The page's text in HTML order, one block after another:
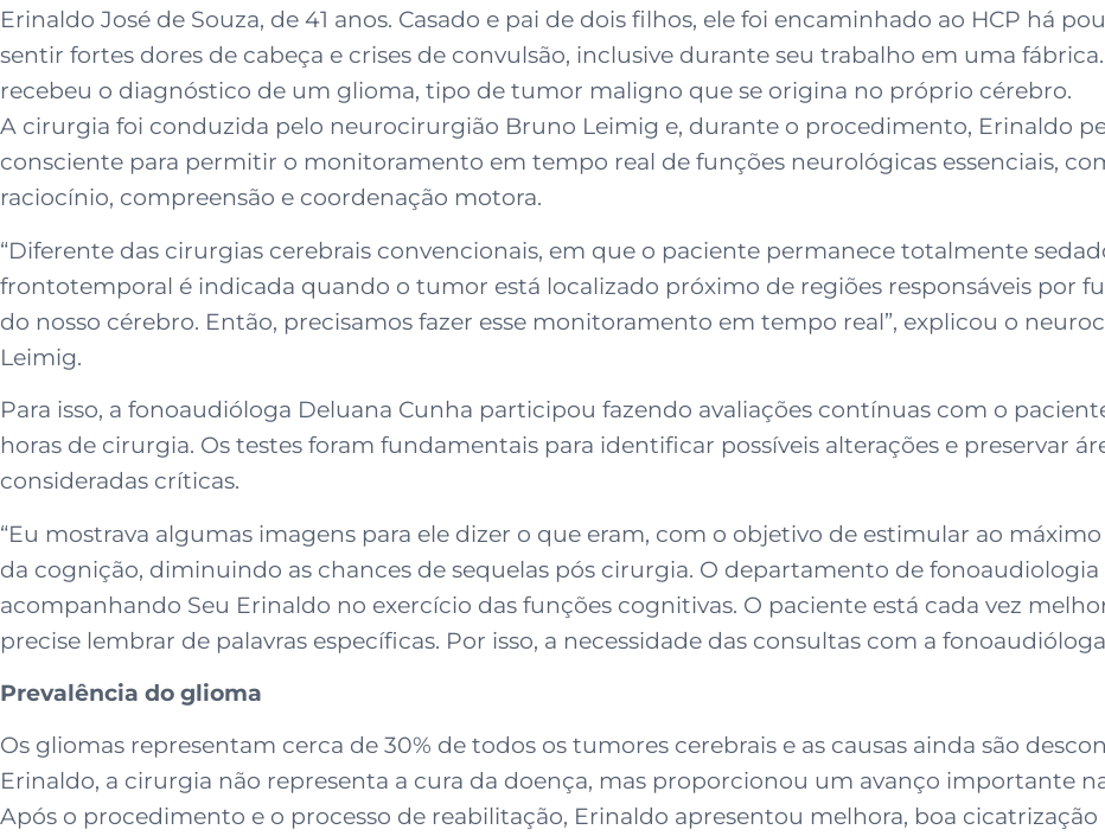
Erinaldo José de Souza, de 41 anos. Casado e pai de dois filhos, ele foi encaminhado ao HCP há
sentir fortes dores de cabeça e crises de convulsão, inclusive durante seu trabalho em uma
recebeu o diagnóstico de um glioma, tipo de tumor maligno que se origina no próprio cérebro.
A cirurgia foi conduzida pelo neurocirurgião Bruno Leimig e, durante o procedimento, Erinaldo
consciente para permitir o monitoramento em tempo real de funções neurológicas essenciais,
raciocínio, compreensão e coordenação motora.
“Diferente das cirurgias cerebrais convencionais, em que o paciente permanece totalmente
frontotemporal é indicada quando o tumor está localizado próximo de regiões responsáveis por
do nosso cérebro. Então, precisamos fazer esse monitoramento em tempo real”, explicou o
Leimig.
Para isso, a fonoaudióloga Deluana Cunha participou fazendo avaliações contínuas com o
horas de cirurgia. Os testes foram fundamentais para identificar possíveis alterações e preservar
consideradas críticas.
“Eu mostrava algumas imagens para ele dizer o que eram, com o objetivo de estimular ao
da cognição, diminuindo as chances de sequelas pós cirurgia. O departamento de
acompanhando Seu Erinaldo no exercício das funções cognitivas. O paciente está cada vez
precise lembrar de palavras específicas. Por isso, a necessidade das consultas com a
Prevalência do glioma
Os gliomas representam cerca de 30% de todos os tumores cerebrais e as causas ainda são
Erinaldo, a cirurgia não representa a cura da doença, mas proporcionou um avanço importante
Após o procedimento e o processo de reabilitação, Erinaldo apresentou melhora, boa cicatrização